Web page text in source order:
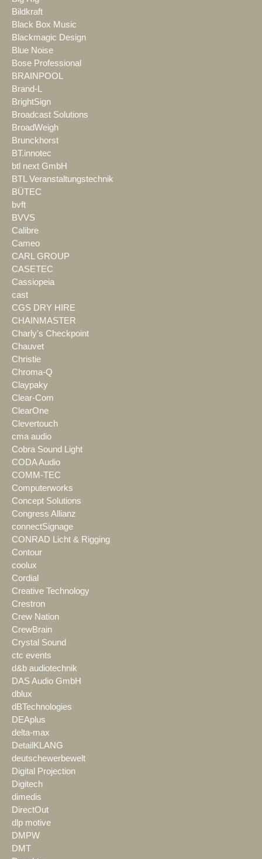
Bildkraft
Black Box Music
Blackmagic Design
Blue Noise
Bose Professional
BRAINPOOL
Brand-L
BrightSign
Broadcast Solutions
BroadWeigh
Brunckhorst
BT.innotec
btl next GmbH
BTL Veranstaltungstechnik
BÜTEC
bvft
BVVS
Calibre
Cameo
CARL GROUP
CASETEC
Cassiopeia
cast
CGS DRY HIRE
CHAINMASTER
Charly's Checkpoint
Chauvet
Christie
Chroma-Q
Claypaky
Clear-Com
ClearOne
Clevertouch
cma audio
Cobra Sound Light
CODA Audio
COMM-TEC
Computerworks
Concept Solutions
Congress Allianz
connectSignage
CONRAD Licht & Rigging
Contour
coolux
Cordial
Creative Technology
Crestron
Crew Nation
CrewBrain
Crystal Sound
ctc events
d&b audiotechnik
DAS Audio GmbH
dblux
dBTechnologies
DEAplus
delta-max
DetailKLANG
deutschewerbewelt
Digital Projection
Digitech
dimedis
DirectOut
dlp motive
DMPW
DMT